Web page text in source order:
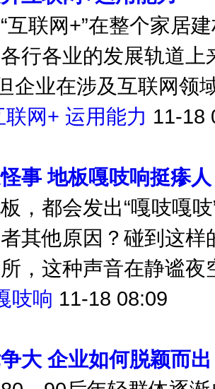
互联网+运用能力
互联网+”在整个家居
行各业的发展轨道
企业在涉及互联网领
联网+ 运用能力
事 地板嘎吱响挺瘆人
，都会发出“嘎吱嘎
其他原因？碰到这
，这种声音在静谧
吱响
大 企业如何脱颖而